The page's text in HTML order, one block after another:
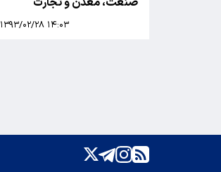
۱۳۹۳/۰۲/۲۸ ۱۴:۰۳